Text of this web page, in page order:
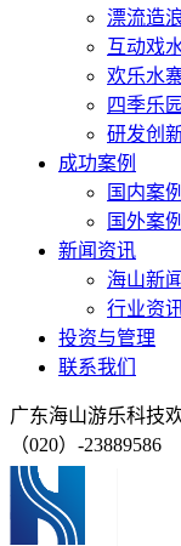
漂流造
互动戏
欢乐水
四季乐园
研发创
成功案例
国内案例
国外案例
新闻资讯
海山新闻
行业资
投资与管理
联系我们
广东海山游乐科技
（020）-